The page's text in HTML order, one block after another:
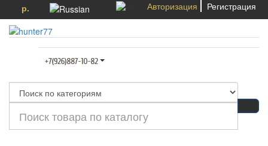
р. Авторизация Регистрация